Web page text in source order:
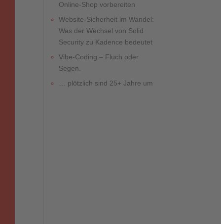
Online-Shop vorbereiten
Website-Sicherheit im Wandel:
Was der Wechsel von Solid
Security zu Kadence bedeutet
Vibe-Coding – Fluch oder
Segen.
… plötzlich sind 25+ Jahre um